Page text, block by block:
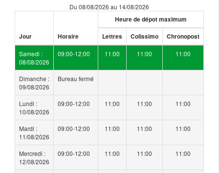
Du 08/08/2026 au 14/08/2026
Jour Horaire
Heure de dépot maximum
Lettres Colissimo Chronopost
Samedi :
08/08/2026
09:00-12:00 11:00 11:00 11:00
Dimanche :
09/08/2026
Bureau fermé
Lundi :
10/08/2026
09:00-12:00 11:00 11:00 11:00
Mardi :
11/08/2026
09:00-12:00 11:00 11:00 11:00
Mercredi :
12/08/2026
09:00-12:00 11:00 11:00 11:00